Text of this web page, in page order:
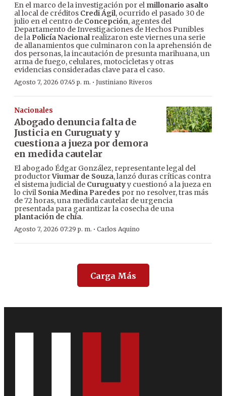
En el marco de la investigación por el millonario asalto
al local de créditos Credi Ágil, ocurrido el pasado 30 de
julio en el centro de Concepción, agentes del
Departamento de Investigaciones de Hechos Punibles
de la Policía Nacionalrealizaron este viernes una serie
de allanamientos que culminaron con la aprehensión de
dos personas, la incautación de presunta marihuana, un
arma de fuego, celulares, motocicletas y otras
evidencias consideradas clave para el caso.
Agosto 7, 2026 07:45 p. m. · Justiniano Riveros
Nacionales
Abogado denuncia falta de
Justicia en Curuguaty y
cuestiona a jueza por demora
en medida cautelar
El abogado Édgar González, representante legal del
productorViumar de Souza, lanzó duras críticas contra
el sistema judicial de Curuguatyy cuestionó a la jueza en
lo civil Sonia Medina Paredes por no resolver, tras más
de 72 horas, una medida cautelar de urgencia
presentada para garantizar la cosecha de una
plantación de chía.
Agosto 7, 2026 07:29 p. m. · Carlos Aquino
Carga Más